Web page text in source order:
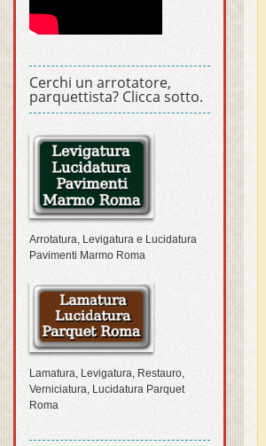
Cerchi un arrotatore,
parquettista? Clicca sotto.
Arrotatura, Levigatura e Lucidatura
Pavimenti Marmo Roma
Lamatura, Levigatura, Restauro,
Verniciatura, Lucidatura Parquet
Roma